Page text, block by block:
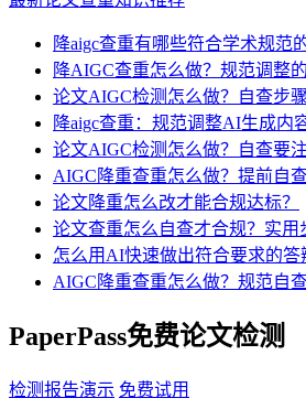
降aigc查重有哪些符合学术规范
降AIGC查重怎么做？规范调整
论文AIGC检测怎么做？自查步
降aigc查重：规范调整AI生成内
论文AIGC检测怎么做？自查要
AIGC降重查重怎么做？提前自
论文降重怎么改才能合规达标？
论文查重怎么自查才合规？实用
怎么用AI快速做出符合要求的答
AIGC降重查重怎么做？规范自
PaperPass免费论文检测
检测报告演示 免费试用